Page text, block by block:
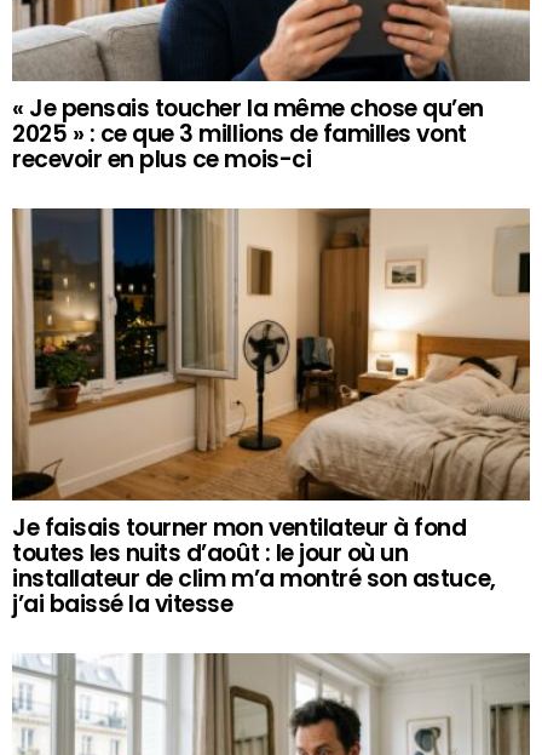
« Je pensais toucher la même chose qu’en
2025 » : ce que 3 millions de familles vont
recevoir en plus ce mois-ci
Je faisais tourner mon ventilateur à fond
toutes les nuits d’août : le jour où un
installateur de clim m’a montré son astuce,
j’ai baissé la vitesse